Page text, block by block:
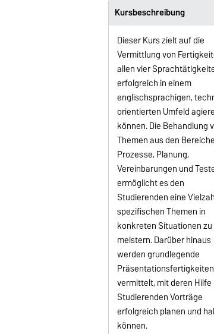
Kursbeschreibung
Dieser Kurs zielt auf die
Vermittlung von
allen vier
erfolgreich in einem
englischsprachigen,
orientierten Umfeld
können. Die Behandlung
Themen aus den
Prozesse, Planung,
Vereinbarungen und
ermöglicht es den
Studierenden eine
spezifischen Themen in
konkreten Situationen zu
meistern. Darüber hinaus
werden grundlegende
Präsentationsfertigkeiten
vermittelt, mit deren Hilfe
Studierenden Vorträge
erfolgreich planen und
können.